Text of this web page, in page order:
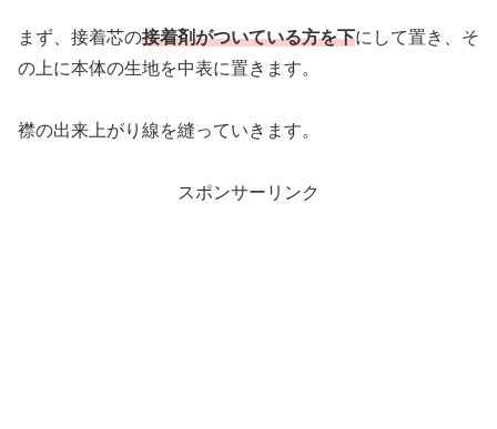
まず、接着芯の接着剤がついている方を下にして置き、そ
の上に本体の生地を中表に置きます。
襟の出来上がり線を縫っていきます。
スポンサーリンク